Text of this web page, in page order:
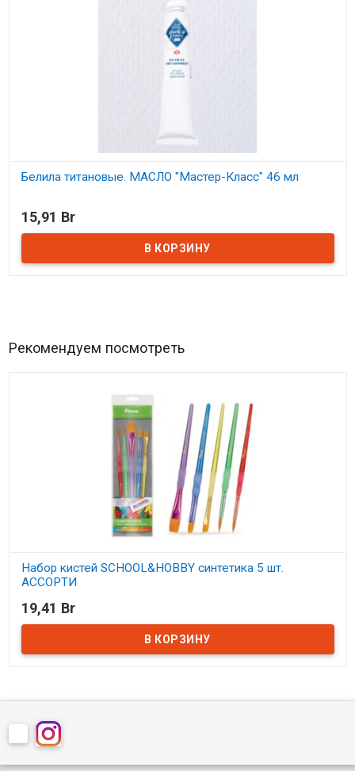
Белила титановые. МАСЛО "Мастер-Класс" 46 мл
15,91 Br
Рекомендуем посмотреть
Набор кистей SCHOOL&HOBBY синтетика 5 шт.
АССОРТИ
В наличии
19,41 Br